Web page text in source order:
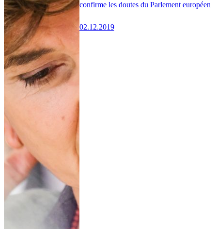
confirme les doutes du Parlement européen
02.12.2019